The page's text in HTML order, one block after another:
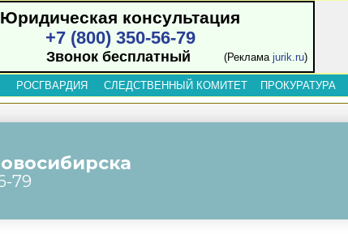
Юридическая консультация
+7 (800) 350-56-79
Звонок бесплатный (Реклама jurik.ru)
РОСГВАРДИЯ СЛЕДСТВЕННЫЙ КОМИТЕТ ПРОКУРАТУРА